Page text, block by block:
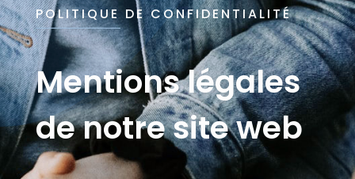
POLITIQUE DE CONFIDENTIALITÉ
Mentions légales
de notre site web